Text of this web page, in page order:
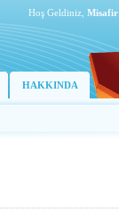
Hoş Geldiniz, Misafir
HAKKINDA